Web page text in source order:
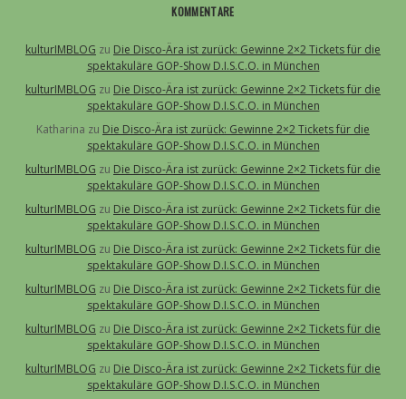
KOMMENTARE
kulturIMBLOG zu Die Disco-Ära ist zurück: Gewinne 2×2 Tickets für die
spektakuläre GOP-Show D.I.S.C.O. in München
kulturIMBLOG zu Die Disco-Ära ist zurück: Gewinne 2×2 Tickets für die
spektakuläre GOP-Show D.I.S.C.O. in München
Katharina zu Die Disco-Ära ist zurück: Gewinne 2×2 Tickets für die
spektakuläre GOP-Show D.I.S.C.O. in München
kulturIMBLOG zu Die Disco-Ära ist zurück: Gewinne 2×2 Tickets für die
spektakuläre GOP-Show D.I.S.C.O. in München
kulturIMBLOG zu Die Disco-Ära ist zurück: Gewinne 2×2 Tickets für die
spektakuläre GOP-Show D.I.S.C.O. in München
kulturIMBLOG zu Die Disco-Ära ist zurück: Gewinne 2×2 Tickets für die
spektakuläre GOP-Show D.I.S.C.O. in München
kulturIMBLOG zu Die Disco-Ära ist zurück: Gewinne 2×2 Tickets für die
spektakuläre GOP-Show D.I.S.C.O. in München
kulturIMBLOG zu Die Disco-Ära ist zurück: Gewinne 2×2 Tickets für die
spektakuläre GOP-Show D.I.S.C.O. in München
kulturIMBLOG zu Die Disco-Ära ist zurück: Gewinne 2×2 Tickets für die
spektakuläre GOP-Show D.I.S.C.O. in München